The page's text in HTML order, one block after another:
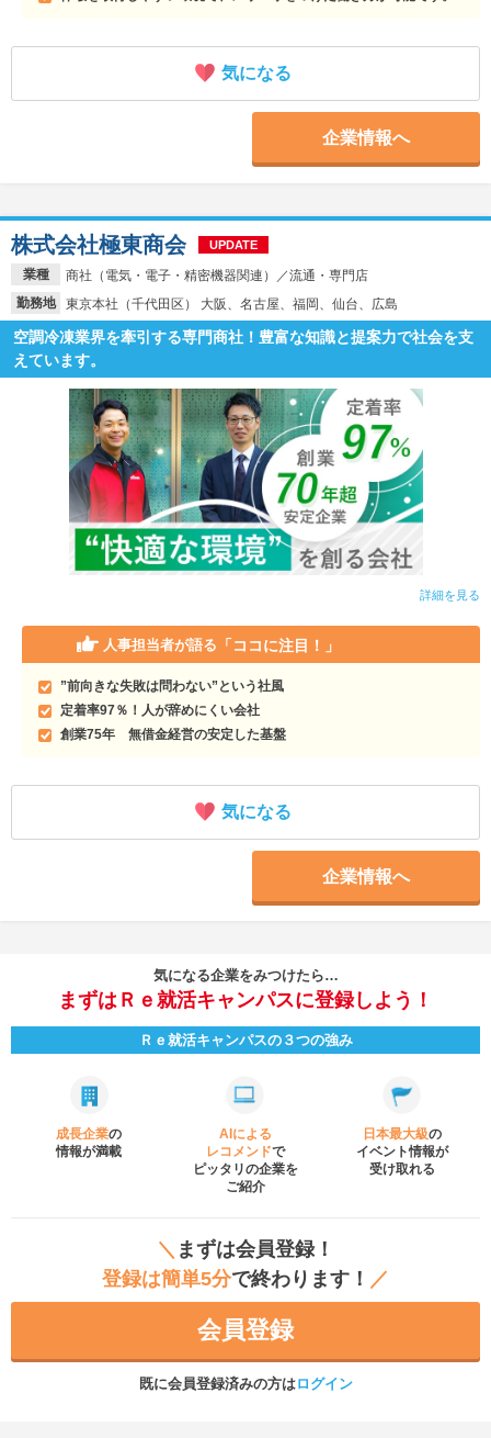
気になる
企業情報へ
業種
商社（電気・電子・精密機器関連）／流通・専門店
勤務地
東京本社（千代田区） 大阪、名古屋、福岡、仙台、広島
株式会社極東商会 UPDATE
空調冷凍業界を牽引する専門商社！豊富な知識と提案力で社会を支
えています。
詳細を見る
人事担当者が語る 「ココに注目！」
”前向きな失敗は問わない”という社風
定着率97％！人が辞めにくい会社
創業75年 無借金経営の安定した基盤
気になる
企業情報へ
気になる企業をみつけたら…
まずはＲｅ就活キャンパスに登録しよう！
Ｒｅ就活キャンパスの３つの強み
成長企業の
情報が満載
AIによる
レコメンドで
ピッタリの企業を
ご紹介
日本最大級の
イベント情報が
受け取れる
＼ まずは会員登録！
登録は簡単5分で終わります！ ／
会員登録
既に会員登録済みの方はログイン